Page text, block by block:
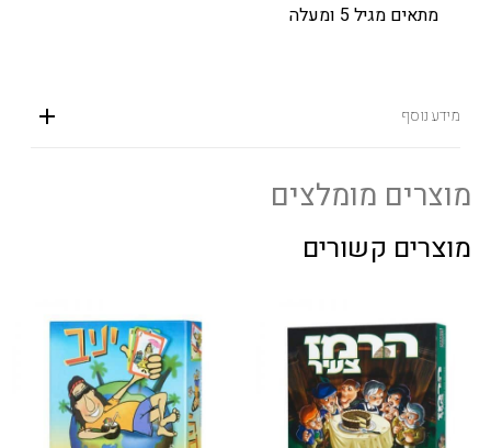
מתאים מגיל 5 ומעלה
מידע נוסף
מוצרים מומלצים
מוצרים קשורים